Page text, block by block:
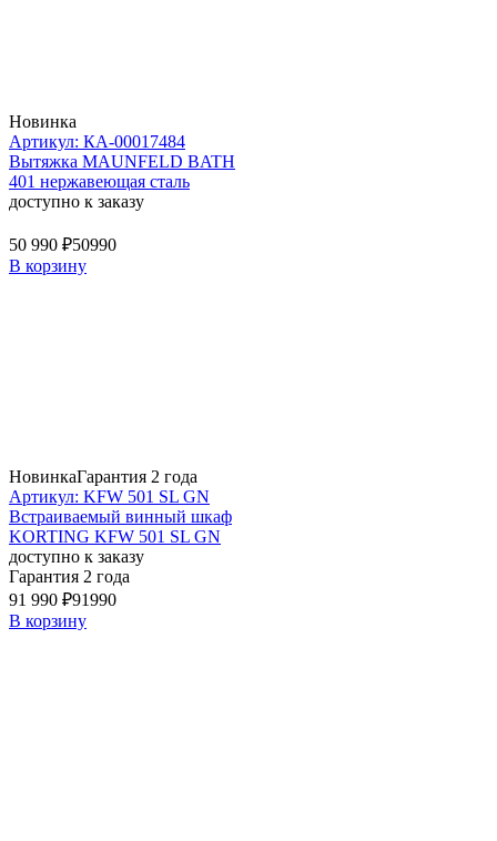
Новинка
Артикул: КА-00017484
Вытяжка MAUNFELD BATH
401 нержавеющая сталь
доступно к заказу
50 990 ₽50990
В корзину
НовинкаГарантия 2 года
Артикул: KFW 501 SL GN
Встраиваемый винный шкаф
KORTING KFW 501 SL GN
доступно к заказу
Гарантия 2 года
91 990 ₽91990
В корзину